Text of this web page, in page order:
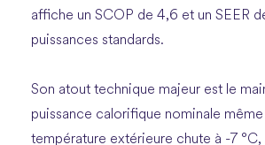
affiche un SCOP de 4,6 et un SEER
puissances standards.
Son atout technique majeur est le
puissance calorifique nominale même
température extérieure chute à -7 °C,